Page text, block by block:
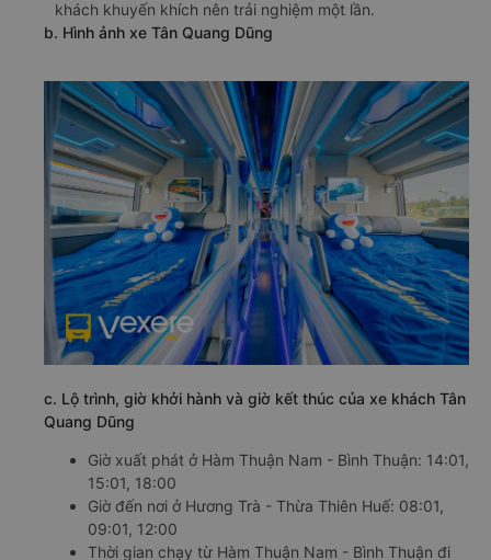
khách khuyến khích nên trải nghiệm một lần.
b. Hình ảnh xe Tân Quang Dũng
c. Lộ trình, giờ khởi hành và giờ kết thúc của xe khách Tân
Quang Dũng
Giờ xuất phát ở Hàm Thuận Nam - Bình Thuận: 14:01,
15:01, 18:00
Giờ đến nơi ở Hương Trà - Thừa Thiên Huế: 08:01,
09:01, 12:00
Thời gian chạy từ Hàm Thuận Nam - Bình Thuận đi